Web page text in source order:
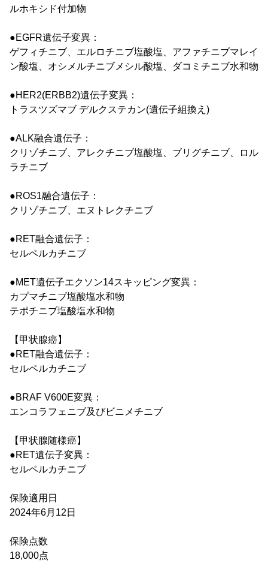
ルホキシド付加物
●EGFR遺伝子変異：
ゲフィチニブ、エルロチニブ塩酸塩、アファチニブマレイ
ン酸塩、オシメルチニブメシル酸塩、ダコミチニブ水和物
●HER2(ERBB2)遺伝子変異：
トラスツズマブ デルクステカン(遺伝子組換え)
●ALK融合遺伝子：
クリゾチニブ、アレクチニブ塩酸塩、ブリグチニブ、ロル
ラチニブ
●ROS1融合遺伝子：
クリゾチニブ、エヌトレクチニブ
●RET融合遺伝子：
セルペルカチニブ
●MET遺伝子エクソン14スキッピング変異：
カプマチニブ塩酸塩水和物
テポチニブ塩酸塩水和物
【甲状腺癌】
●RET融合遺伝子：
セルペルカチニブ
●BRAF V600E変異：
エンコラフェニブ及びビニメチニブ
【甲状腺随様癌】
●RET遺伝子変異：
セルペルカチニブ
保険適用日
2024年6月12日
保険点数
18,000点